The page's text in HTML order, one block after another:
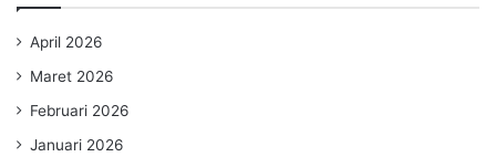
April 2026
Maret 2026
Februari 2026
Januari 2026